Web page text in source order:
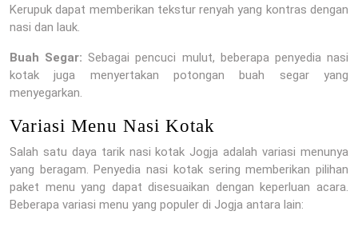
Kerupuk dapat memberikan tekstur renyah yang kontras dengan
nasi dan lauk.
Buah Segar: Sebagai pencuci mulut, beberapa penyedia nasi
kotak juga menyertakan potongan buah segar yang
menyegarkan.
Variasi Menu Nasi Kotak
Salah satu daya tarik nasi kotak Jogja adalah variasi menunya
yang beragam. Penyedia nasi kotak sering memberikan pilihan
paket menu yang dapat disesuaikan dengan keperluan acara.
Beberapa variasi menu yang populer di Jogja antara lain: